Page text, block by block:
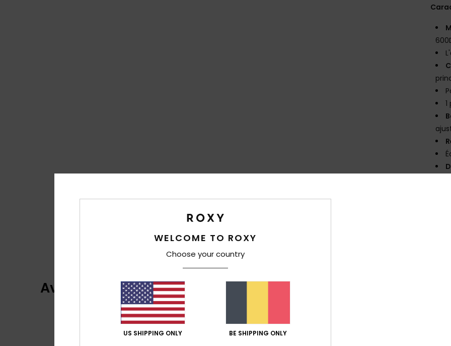
Avis clients
WELCOME TO ROXY
Choose your country
US SHIPPING ONLY BE SHIPPING ONLY